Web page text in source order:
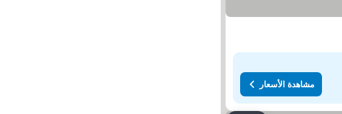
مشاهدة الأسعار